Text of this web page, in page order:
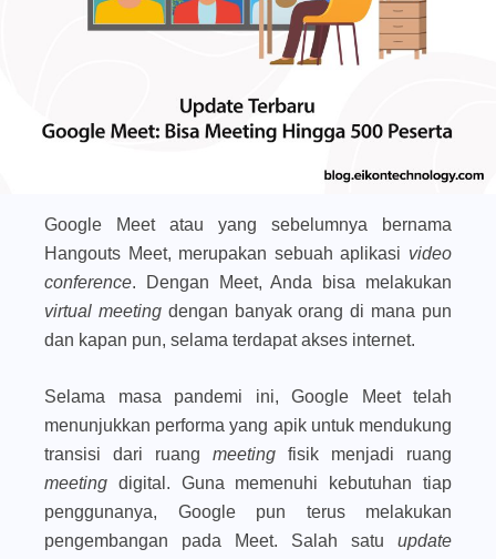
Google Meet atau yang sebelumnya bernama
Hangouts Meet, merupakan sebuah aplikasi video
conference. Dengan Meet, Anda bisa melakukan
virtual meeting dengan banyak orang di mana pun
dan kapan pun, selama terdapat akses internet.
Selama masa pandemi ini, Google Meet telah
menunjukkan performa yang apik untuk mendukung
transisi dari ruang meeting fisik menjadi ruang
meeting digital. Guna memenuhi kebutuhan tiap
penggunanya, Google pun terus melakukan
pengembangan pada Meet. Salah satu update